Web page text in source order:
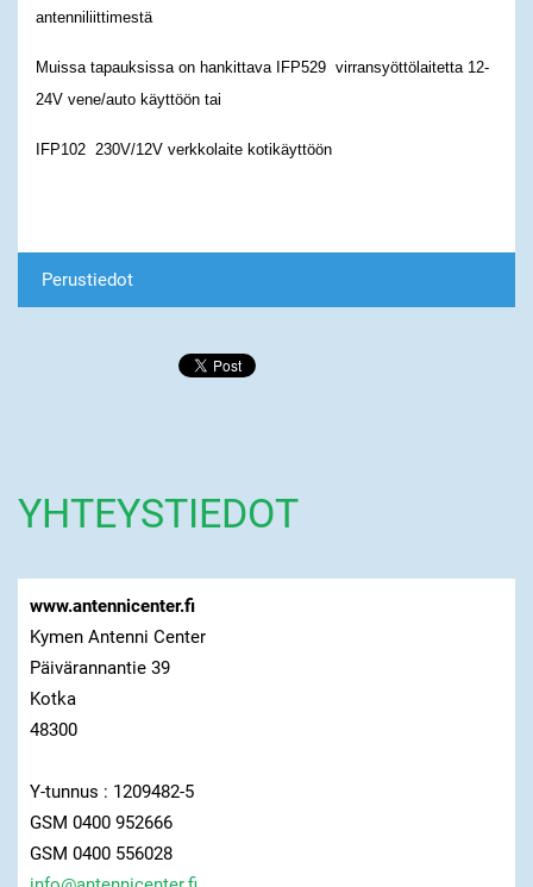
antenniliittimestä
Muissa tapauksissa on hankittava IFP529 virransyöttölaitetta 12-
24V vene/auto käyttöön tai
IFP102 230V/12V verkkolaite kotikäyttöön
Perustiedot
YHTEYSTIEDOT
www.antennicenter.fi
Kymen Antenni Center
Päivärannantie 39
Kotka
48300
Y-tunnus : 1209482-5
GSM 0400 952666
GSM 0400 556028